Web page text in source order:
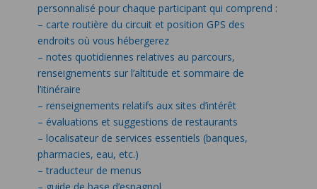
personnalisé pour chaque participant qui comprend :
– carte routière du circuit et position GPS des
endroits où vous hébergerez
– notes quotidiennes relatives au parcours,
renseignements sur l’altitude et sommaire de
l’itinéraire
– renseignements relatifs aux sites d’intérêt
– évaluations et suggestions de restaurants
– localisateur de services essentiels (banques,
pharmacies, eau, etc.)
– traducteur de menus